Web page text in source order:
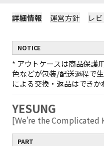
詳細情報 運営方針 レ
NOTICE
* アウトケースは商品保護
色などが包装/配送過程で
による交換・返品はできか
YESUNG
[We're the Complicated
PART